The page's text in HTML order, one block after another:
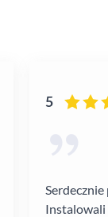
5
Instalowali